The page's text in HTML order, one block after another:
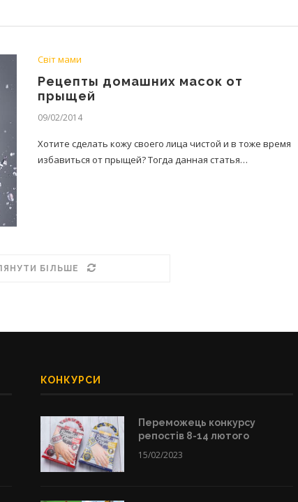
Світ мами
Рецепты домашних масок от
прыщей
09/02/2014
Хотите сделать кожу своего лица чистой и в тоже время
избавиться от прыщей? Тогда данная статья…
БІЛЬШЕ
КОНКУРСИ
Переможець конкурсу
репостів 8-14 лютого
15/02/2023